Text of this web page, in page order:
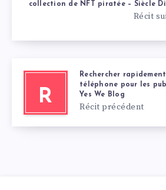
collection de NFT piratée – Siècle
Récit
R
Rechercher
téléphone pour les
Yes We Blog
Récit précédent